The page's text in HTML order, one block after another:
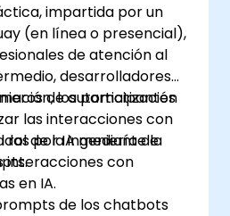
impartida por un
(en línea o presencial),
de atención al
desarrolladores
de automatización
las interacciones con
por IA mediante la
los participantes
rol de la ingeniería de
interacciones con
en IA.
de los chatbots